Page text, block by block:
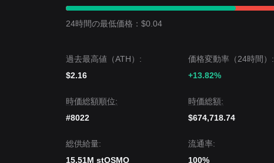
24時間の最低価格：$0.04
過去最高値（ATH）:
$2.16
価格変動率（24時間）:
+13.82%
時価総額順位:
#8022
時価総額:
$674,718.74
‌総供給量:
15.51M stOSMO
流通率:
100%